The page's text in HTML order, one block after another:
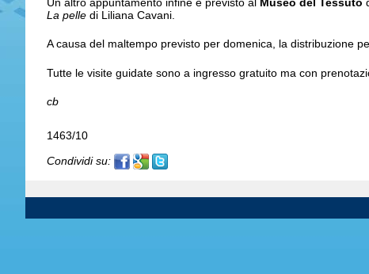
Un altro appuntamento infine è previsto al Museo del Tessuto
La pelle di Liliana Cavani.
A causa del maltempo previsto per domenica, la distribuzione
Tutte le visite guidate sono a ingresso gratuito ma con
cb
1463/10
Condividi su: